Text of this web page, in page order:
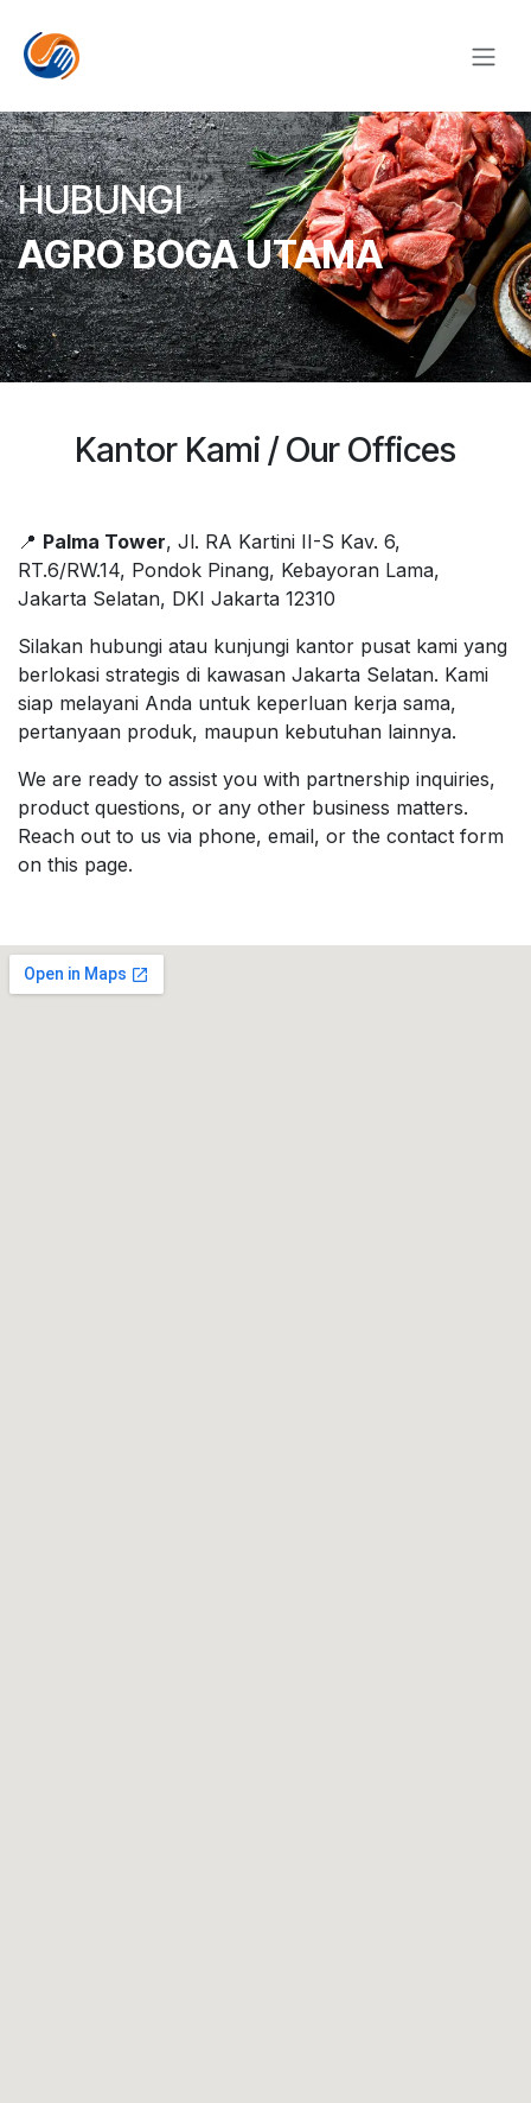
HUBUNGI
AGRO BOGA UTAMA
Kantor Kami / Our Offices
📍 Palma Tower, Jl. RA Kartini II-S Kav. 6,
RT.6/RW.14, Pondok Pinang, Kebayoran Lama,
Jakarta Selatan, DKI Jakarta 12310
Silakan hubungi atau kunjungi kantor pusat kami yang
berlokasi strategis di kawasan Jakarta Selatan. Kami
siap melayani Anda untuk keperluan kerja sama,
pertanyaan produk, maupun kebutuhan lainnya.
We are ready to assist you with partnership inquiries,
product questions, or any other business matters.
Reach out to us via phone, email, or the contact form
on this page.